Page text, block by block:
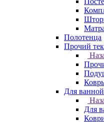
Полотенца
Прочий
Для
Для